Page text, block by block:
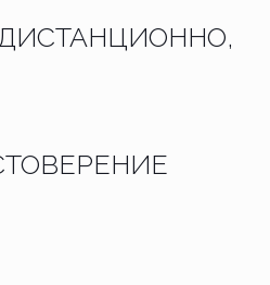
ДИСТАНЦИОННО,